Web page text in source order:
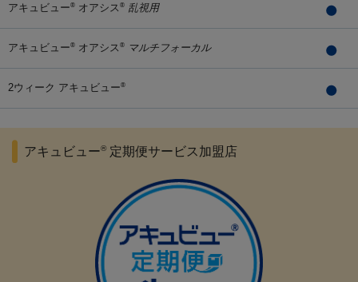
アキュビュー® オアシス ® 乱視用
アキュビュー® オアシス ® マルチフォーカル
2ウィーク アキュビュー®
アキュビュー® 定期便サービス加盟店